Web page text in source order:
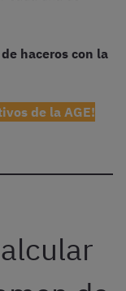
haceros con la
de la AGE!